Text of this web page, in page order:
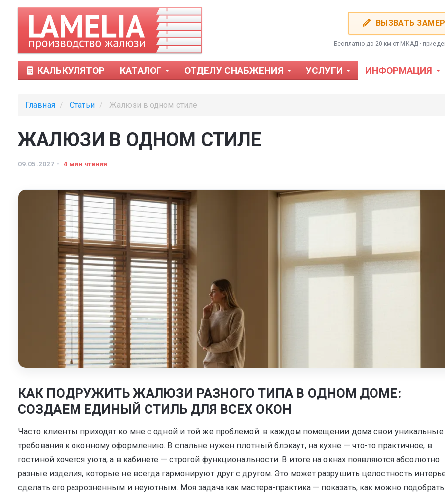
ВЫЗВАТЬ
Бесплатно до 20 км от МКАД ·
КАЛЬКУЛЯТОР КАТАЛОГ
Мультифактура
ОТДЕЛУ СНАБЖЕНИЯ УСЛУГИ ИНФОРМАЦИЯ
Главная Статьи Жалюзи в одном стиле
ЖАЛЮЗИ В ОДНОМ СТИЛЕ
09.05.2027 4 мин чтения
КАК ПОДРУЖИТЬ ЖАЛЮЗИ РАЗНОГО ТИПА В ОДНОМ ДОМЕ:
СОЗДАЕМ ЕДИНЫЙ СТИЛЬ ДЛЯ ВСЕХ ОКОН
Часто клиенты приходят ко мне с одной и той же проблемой: в каждом помещении дома свои уникальные
требования к оконному оформлению. В спальне нужен плотный блэкаут, на кухне — что-то практичное, в
гостиной хочется уюта, а в кабинете — строгой функциональности. В итоге на окнах появляются абсолютно
разные изделия, которые не всегда гармонируют друг с другом. Это может разрушить целостность
сделать его разрозненным и неуютным. Моя задача как мастера-практика — показать, как можно подобрать